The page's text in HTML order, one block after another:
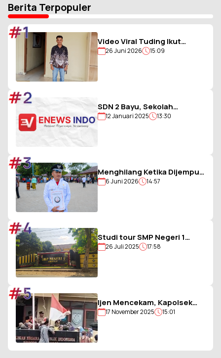
Berita Terpopuler
Video Viral Tuding Ikut
Memukul, Kades
26 Juni 2026 15:09
#1
SDN 2 Bayu, Sekolah
Berjargon Guru 5G yang
12 Januari 2025 13:30
#2
Menghilang Ketika Dijemput
Paksa Polisi, Kades Balohao
6 Juni 2026 14:57
#3
Studi tour SMP Negeri 1
Ambulu Gagal, Uang Iuran
26 Juli 2025 17:58
#4
Ijen Mencekam, Kapolsek
Sempol Disandera, Bendera
17 November 2025 15:01
#5